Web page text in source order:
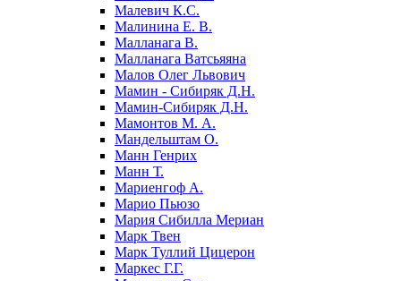
Малевич К.С.
Малинина Е. В.
Малланага В.
Малланага Ватсьяяна
Малов Олег Львович
Мамин - Сибиряк Д.Н.
Мамин-Сибиряк Д.Н.
Мамонтов М. А.
Мандельштам О.
Манн Генрих
Манн Т.
Мариенгоф А.
Марио Пьюзо
Мария Сибилла Мериан
Марк Твен
Марк Туллий Цицерон
Маркес Г.Г.